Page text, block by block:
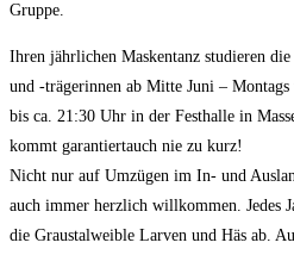
Gruppe.
Ihren jährlichen Maskentanz studieren die
und -trägerinnen ab Mitte Juni –
bis ca. 21:30 Uhr in der Festhalle in
kommt garantiertauch nie zu kurz!
Nicht nur auf Umzügen im In- und
auch immer herzlich willkommen. Jedes
die Graustalweible Larven und Häs ab.